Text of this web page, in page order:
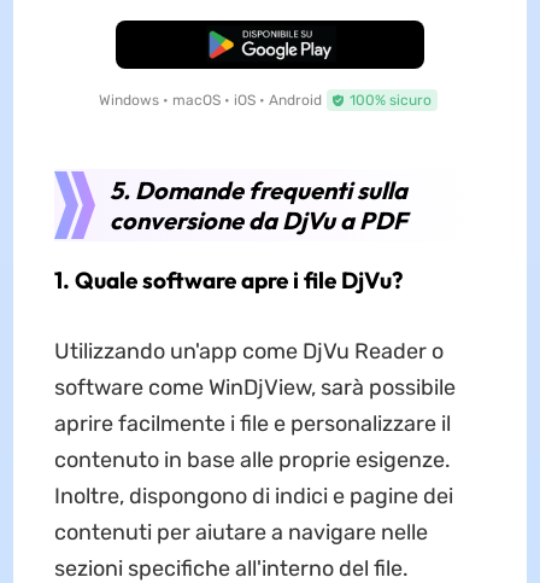
Download Gratis
Windows • macOS • iOS • Android 100% sicuro
5. Domande frequenti sulla
conversione da DjVu a PDF
1. Quale software apre i file DjVu?
Utilizzando un'app come DjVu Reader o
software come WinDjView, sarà possibile
aprire facilmente i file e personalizzare il
contenuto in base alle proprie esigenze.
Inoltre, dispongono di indici e pagine dei
contenuti per aiutare a navigare nelle
sezioni specifiche all'interno del file.